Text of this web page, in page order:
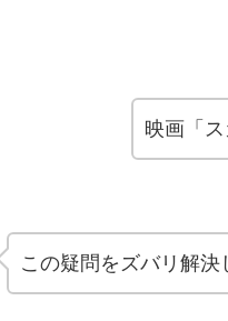
映画「
この疑問をズバリ解決